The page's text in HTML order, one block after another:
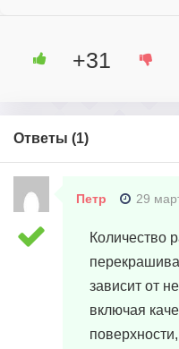
+31
Ответы (1)
Петр 29
Количество
зависит от
включая